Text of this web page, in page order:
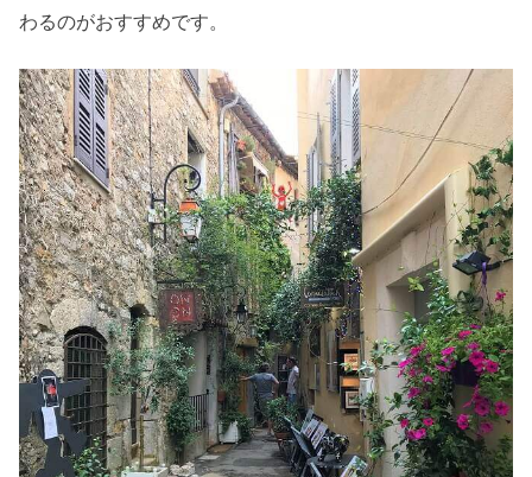
わるのがおすすめです。